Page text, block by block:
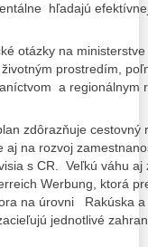
hľadajú
otázky na
prostredím,
a regionálnym
zdôrazňuje cestovný
na rozvoj
s CR. Veľkú váhu
Werbung, ktorá
na úrovni Rakúska
jednotlivé